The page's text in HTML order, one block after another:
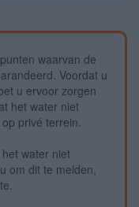
waarvan de
Voordat u
u ervoor zorgen
het water niet
privé terrein.
water niet
om dit te melden,